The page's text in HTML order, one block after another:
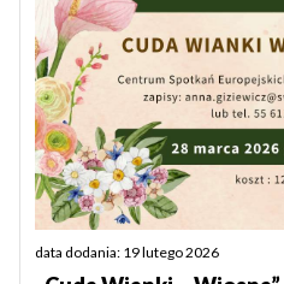
data dodania: 19 lutego 2026